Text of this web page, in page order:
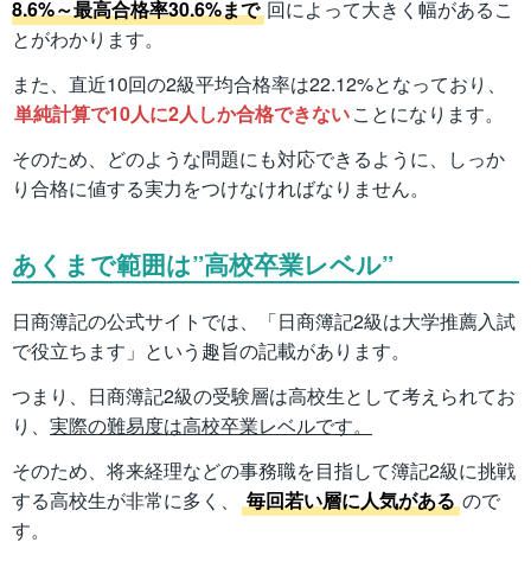
8.6%～最高合格率30.6%まで 回によって大きく幅があるこ
とがわかります。
また、直近10回の2級平均合格率は22.12%となっており、
単純計算で10人に2人しか合格できないことになります。
そのため、どのような問題にも対応できるように、しっか
り合格に値する実力をつけなければなりません。
あくまで範囲は”高校卒業レベル”
日商簿記の公式サイトでは、「日商簿記2級は大学推薦入試
で役立ちます」という趣旨の記載があります。
つまり、日商簿記2級の受験層は高校生として考えられてお
り、 実際の難易度は高校卒業レベルです。
そのため、将来経理などの事務職を目指して簿記2級に挑戦
する高校生が非常に多く、
毎回若い層に人気がある ので
す。